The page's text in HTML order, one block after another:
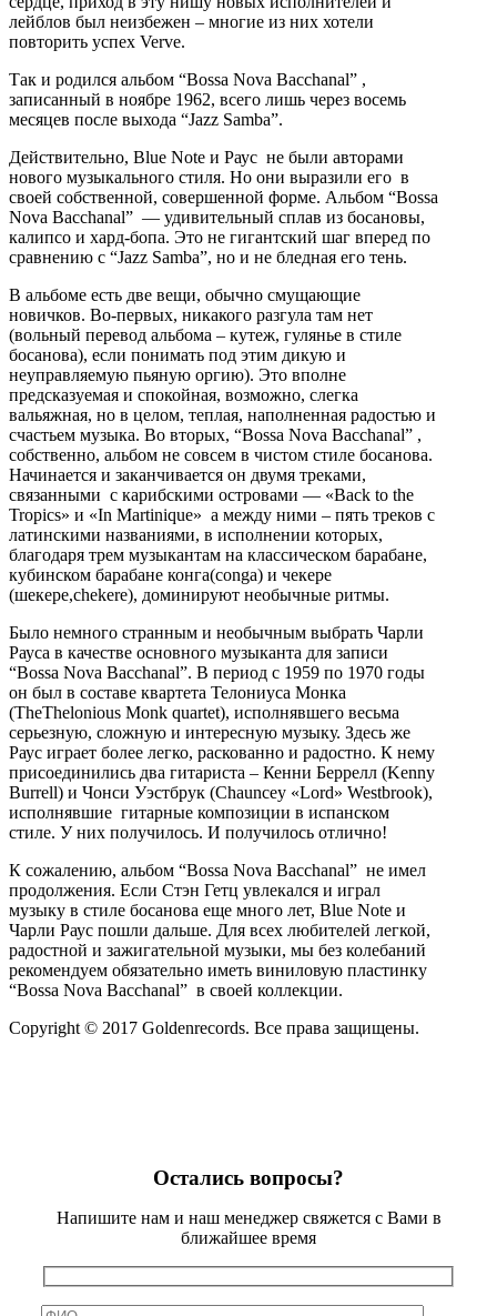
лейблов был неизбежен – многие из них хотели
повторить успех Verve.
Так и родился альбом “Bossa Nova Bacchanal” ,
записанный в ноябре 1962, всего лишь через восемь
месяцев после выхода “Jazz Samba”.
Действительно, Blue Note и Раус не были авторами
нового музыкального стиля. Но они выразили его в
своей собственной, совершенной форме. Альбом “Bossa
Nova Bacchanal” — удивительный сплав из босановы,
калипсо и хард-бопа. Это не гигантский шаг вперед по
сравнению с “Jazz Samba”, но и не бледная его тень.
В альбоме есть две вещи, обычно смущающие
новичков. Во-первых, никакого разгула там нет
(вольный перевод альбома – кутеж, гулянье в стиле
босанова), если понимать под этим дикую и
неуправляемую пьяную оргию). Это вполне
предсказуемая и спокойная, возможно, слегка
вальяжная, но в целом, теплая, наполненная радостью и
счастьем музыка. Во вторых, “Bossa Nova Bacchanal” ,
собственно, альбом не совсем в чистом стиле босанова.
Начинается и заканчивается он двумя треками,
связанными с карибскими островами — «Back to the
Tropics» и «In Martinique» а между ними – пять треков с
латинскими названиями, в исполнении которых,
благодаря трем музыкантам на классическом барабане,
кубинском барабане конга(conga) и чекере
(шекере,chekere), доминируют необычные ритмы.
Было немного странным и необычным выбрать Чарли
Рауса в качестве основного музыканта для записи
“Bossa Nova Bacchanal”. В период с 1959 по 1970 годы
он был в составе квартета Телониуса Монка
(TheThelonious Monk quartet), исполнявшего весьма
серьезную, сложную и интересную музыку. Здесь же
Раус играет более легко, раскованно и радостно. К нему
присоединились два гитариста – Кенни Беррелл (Kenny
Burrell) и Чонси Уэстбрук (Chauncey «Lord» Westbrook),
исполнявшие гитарные композиции в испанском
стиле. У них получилось. И получилось отлично!
К сожалению, альбом “Bossa Nova Bacchanal” не имел
продолжения. Если Стэн Гетц увлекался и играл
музыку в стиле босанова еще много лет, Blue Note и
Чарли Раус пошли дальше. Для всех любителей легкой,
радостной и зажигательной музыки, мы без колебаний
рекомендуем обязательно иметь виниловую пластинку
“Bossa Nova Bacchanal” в своей коллекции.
Copyright © 2017 Goldenrecords. Все права защищены.
Остались вопросы?
Напишите нам и наш менеджер свяжется с Вами в
ближайшее время